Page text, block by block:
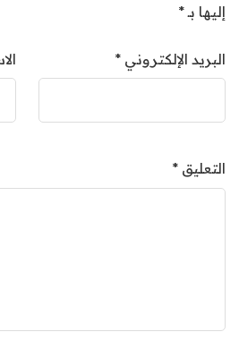
إليها بـ*
البريد الإلكتروني *
التعليق *